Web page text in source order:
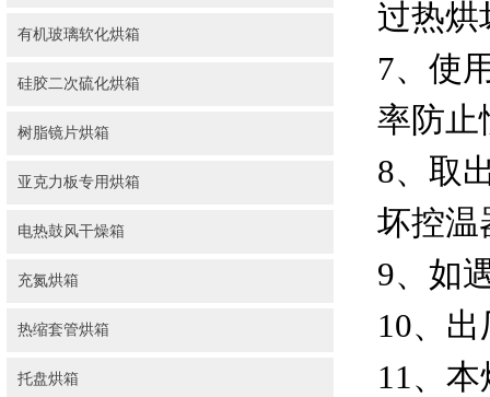
有机玻璃软化烘箱
硅胶二次硫化烘箱
树脂镜片烘箱
亚克力板专用烘箱
电热鼓风干燥箱
充氮烘箱
热缩套管烘箱
托盘烘箱
过热烘
7、使
率防止
8、取
坏控温
9、如
10、
11、